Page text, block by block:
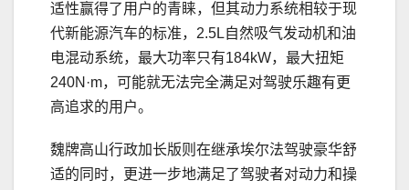
适性赢得了用户的青睐，但其动力系统相较于现
代新能源汽车的标准，2.5L自然吸气发动机和油
电混动系统，最大功率只有184kW，最大扭矩
240N·m，可能就无法完全满足对驾驶乐趣有更
高追求的用户。
魏牌高山行政加长版则在继承埃尔法驾驶豪华舒
适的同时，更进一步地满足了驾驶者对动力和操